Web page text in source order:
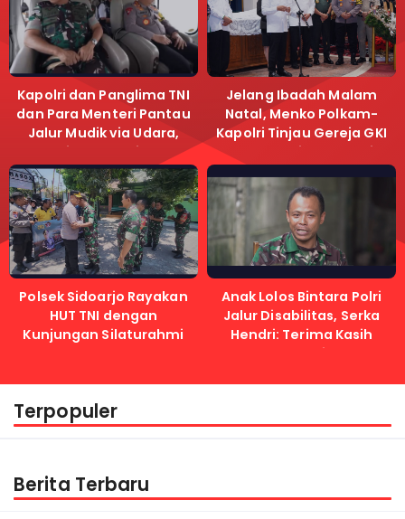
Kapolri dan Panglima TNI
dan Para Menteri Pantau
Jalur Mudik via Udara,
Pastikan Lalu Lintas
Lancar
Jelang Ibadah Malam
Natal, Menko Polkam-
Kapolri Tinjau Gereja GKI
Samanhudi dan Gereja
Polsek Sidoarjo Rayakan
HUT TNI dengan
Kunjungan Silaturahmi
Anak Lolos Bintara Polri
Jalur Disabilitas, Serka
Hendri: Terima Kasih
Kapolri
Terpopuler
Berita Terbaru